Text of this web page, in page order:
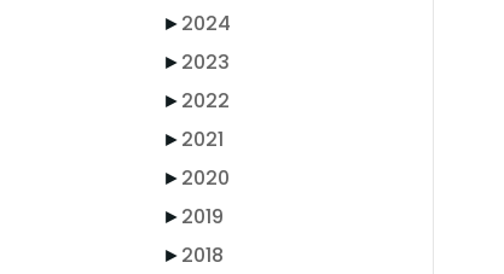
►2024
►2023
►2022
►2021
►2020
►2019
►2018